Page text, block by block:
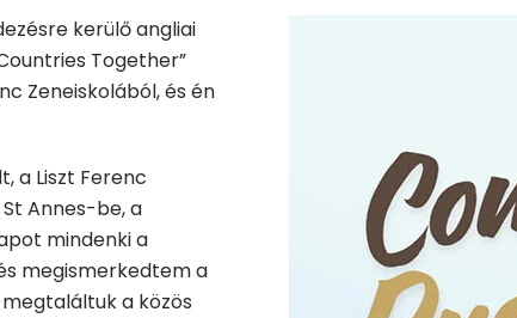
kerülő angliai
Together”
Zeneiskolából, és én
a Liszt Ferenc
Annes-be, a
mindenki a
megismerkedtem a
a közös